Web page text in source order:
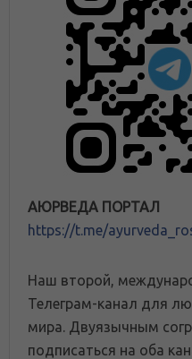
АЮРВЕДА ПОРТАЛ
https://t.me/
Наш второй,
Телеграм-канал для
мира. Двуязычным
подписаться на оба